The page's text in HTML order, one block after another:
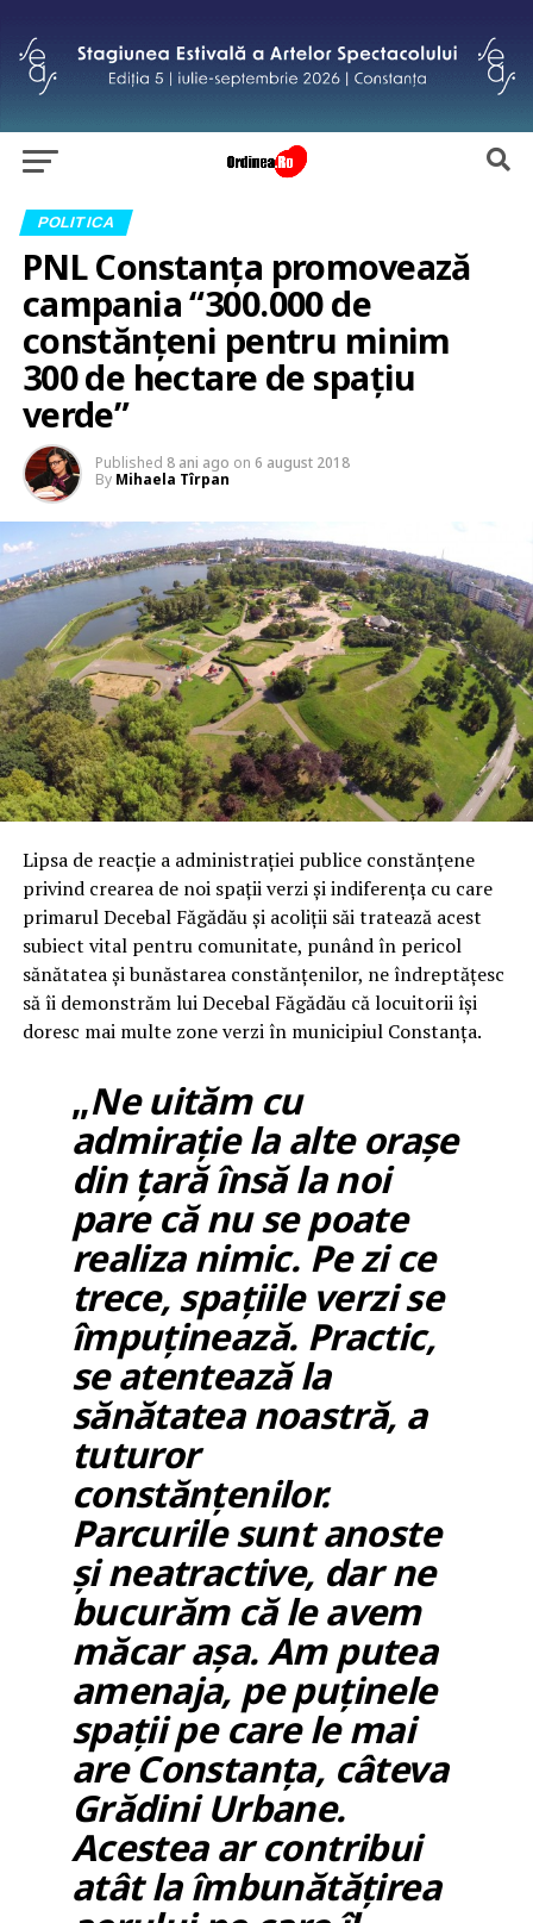
POLITICA
PNL Constanța promovează
campania “300.000 de
constănțeni pentru minim
300 de hectare de spațiu
verde”
Published 8 ani ago on 6 august 2018
By Mihaela Tîrpan
Lipsa de reacție a administrației publice constănțene
privind crearea de noi spații verzi și indiferența cu care
primarul Decebal Făgădău și acoliții săi tratează acest
subiect vital pentru comunitate, punând în pericol
sănătatea și bunăstarea constănțenilor, ne îndreptățesc
să îi demonstrăm lui Decebal Făgădău că locuitorii își
doresc mai multe zone verzi în municipiul Constanța.
„Ne uităm cu
admirație la alte orașe
din țară însă la noi
pare că nu se poate
realiza nimic. Pe zi ce
trece, spațiile verzi se
împuținează. Practic,
se atentează la
sănătatea noastră, a
tuturor
constănțenilor.
Parcurile sunt anoste
și neatractive, dar ne
bucurăm că le avem
măcar așa. Am putea
amenaja, pe puținele
spații pe care le mai
are Constanța, câteva
Grădini Urbane.
Acestea ar contribui
atât la îmbunătățirea